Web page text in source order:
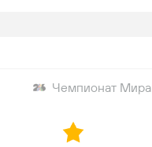
Чемпионат Мира